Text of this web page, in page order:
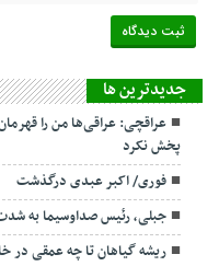
جديدترين ها
عراقچی: عراقی‌ها من را
پخش نکرد
فوری/ اکبر عبدی درگذشت
جبلی، رئیس صداوسیما به
ریشه گیاهان تا چه عمقی در